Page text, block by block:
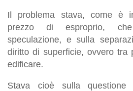
Il problema stava, come è
prezzo di esproprio,
speculazione, e sulla
diritto di superficie, ovvero tra
edificare.
Stava cioè sulla questione